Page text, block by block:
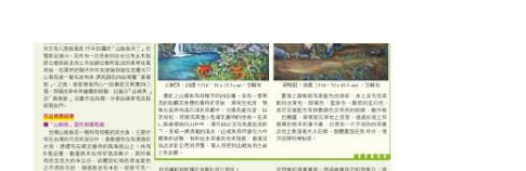
台灣技師報第1452期，賞析「山椒魚及黃喉貂」油畫作品之